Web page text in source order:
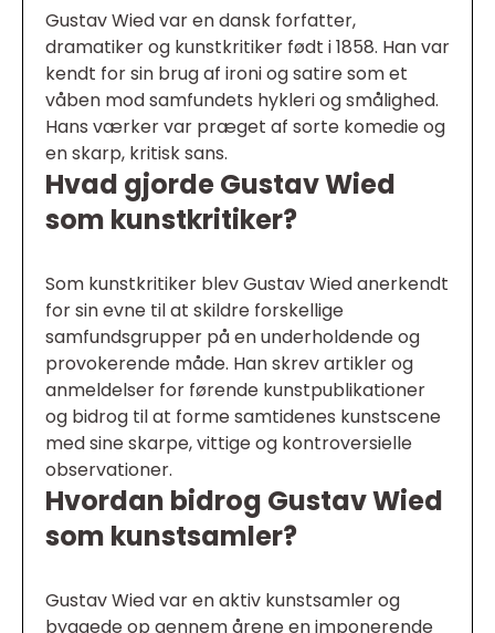
Gustav Wied var en dansk forfatter,
dramatiker og kunstkritiker født i 1858. Han var
kendt for sin brug af ironi og satire som et
våben mod samfundets hykleri og smålighed.
Hans værker var præget af sorte komedie og
en skarp, kritisk sans.
Hvad gjorde Gustav Wied
som kunstkritiker?
Som kunstkritiker blev Gustav Wied anerkendt
for sin evne til at skildre forskellige
samfundsgrupper på en underholdende og
provokerende måde. Han skrev artikler og
anmeldelser for førende kunstpublikationer
og bidrog til at forme samtidenes kunstscene
med sine skarpe, vittige og kontroversielle
observationer.
Hvordan bidrog Gustav Wied
som kunstsamler?
Gustav Wied var en aktiv kunstsamler og
byggede op gennem årene en imponerende